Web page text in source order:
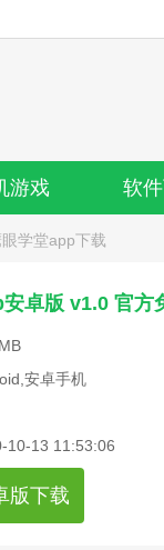
游戏 软
眼学堂app下载
卓版 v1.0 官方
安卓手机
10-13 11:53:06
版下载